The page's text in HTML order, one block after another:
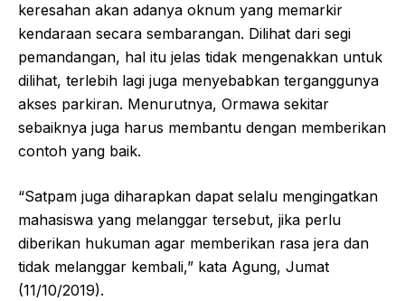
keresahan akan adanya oknum yang memarkir
kendaraan secara sembarangan. Dilihat dari segi
pemandangan, hal itu jelas tidak mengenakkan untuk
dilihat, terlebih lagi juga menyebabkan terganggunya
akses parkiran. Menurutnya, Ormawa sekitar
sebaiknya juga harus membantu dengan memberikan
contoh yang baik.
“Satpam juga diharapkan dapat selalu mengingatkan
mahasiswa yang melanggar tersebut, jika perlu
diberikan hukuman agar memberikan rasa jera dan
tidak melanggar kembali,” kata Agung, Jumat
(11/10/2019).